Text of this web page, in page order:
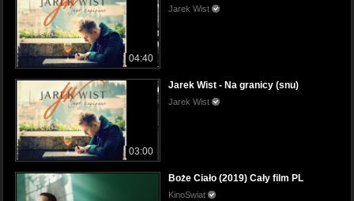
04:40
Jarek Wist
03:00
Jarek Wist - Na granicy (snu)
Jarek Wist
Boże Ciało (2019) Cały film PL
KinoSwiat